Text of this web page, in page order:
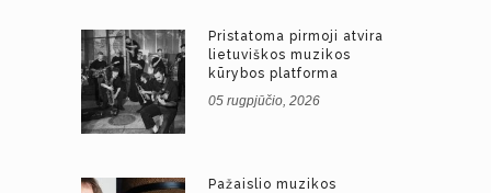
Pristatoma pirmoji atvira
lietuviškos muzikos
kūrybos platforma
05 rugpjūčio, 2026
Pažaislio muzikos